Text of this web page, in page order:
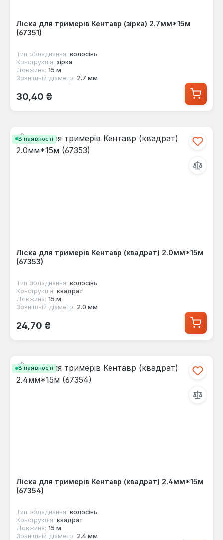
Ліска для тримерів Кентавр (зірка) 2.7мм*15м
(67351)
Тип обладнання: волосінь
Конструкція: зірка
Довжина: 15 м
Зовнішній діаметр: 2.7 мм
Звичайна ціна:
30,40 ₴
В наявності
Ліска для тримерів Кентавр (квадрат) 2.0мм*15м
(67353)
Тип обладнання: волосінь
Конструкція: квадрат
Довжина: 15 м
Зовнішній діаметр: 2.0 мм
Звичайна ціна:
24,70 ₴
В наявності
Ліска для тримерів Кентавр (квадрат) 2.4мм*15м
(67354)
Тип обладнання: волосінь
Конструкція: квадрат
Довжина: 15 м
Зовнішній діаметр: 2.4 мм